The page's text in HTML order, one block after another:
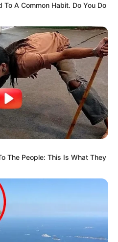
A Common Habit. Do You Do
The People: This Is What They